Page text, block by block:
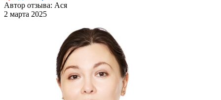
Автор отзыва: Ася
2 марта 2025